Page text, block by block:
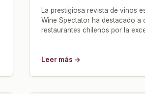
La prestigiosa revista de vinos
Wine Spectator ha destacado a
restaurantes chilenos por la
Leer más →